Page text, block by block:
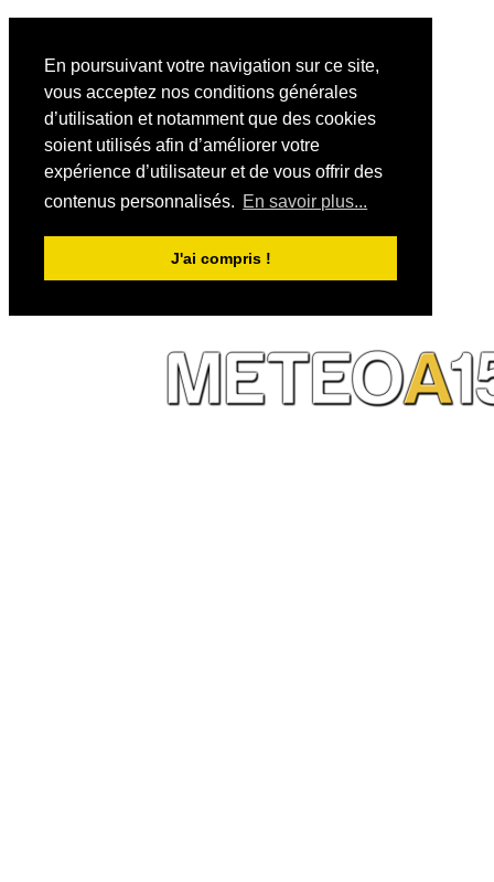
En poursuivant votre navigation sur ce site,
vous acceptez nos conditions générales
d’utilisation et notamment que des cookies
soient utilisés afin d’améliorer votre
expérience d’utilisateur et de vous offrir des
contenus personnalisés. En savoir plus...
J'ai compris !